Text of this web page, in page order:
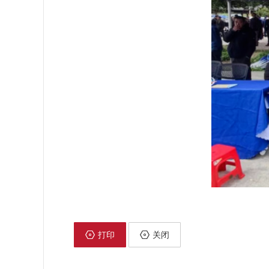
打印 关闭